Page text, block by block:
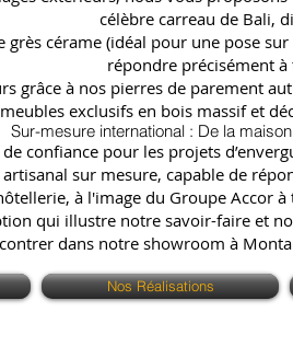
célèbre carreau de Bali,
cérame (idéal pour une pose
répondre précisément à
grâce à nos pierres de parement
exclusifs en bois massif et
Sur-mesure international : De la
confiance pour les projets
sur mesure, capable de
à l'image du Groupe
qui illustre notre savoir-faire et
dans notre showroom à
Nos Réalisations